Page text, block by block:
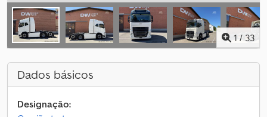
1 / 33
Dados básicos
Designação: